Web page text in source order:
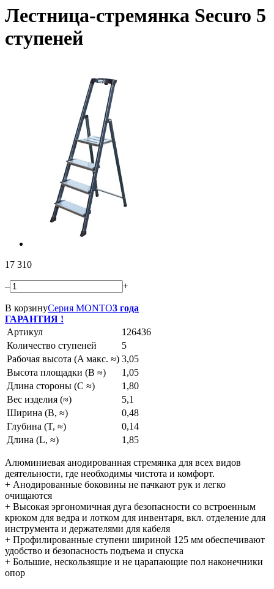
Лестница-стремянка Securo 5
ступеней
17 310
– +
В корзинуСерия MONTO3 года
ГАРАНТИЯ !
Артикул
126436
Количество ступеней
5
Рабочая высота (A макс. ≈) 3,05
Высота площадки (B ≈)
1,05
Длина стороны (C ≈)
1,80
Вес изделия (≈)
5,1
Ширина (B, ≈)
0,48
Глубина (T, ≈)
0,14
Длина (L, ≈)
1,85
Алюминиевая анодированная стремянка для всех видов
деятельности, где необходимы чистота и комфорт.
+ Анодированные боковины не пачкают рук и легко
очищаются
+ Высокая эргономичная дуга безопасности со встроенным
крюком для ведра и лотком для инвентаря, вкл. отделение для
инструмента и держателями для кабеля
+ Профилированные ступени шириной 125 мм обеспечивают
удобство и безопасность подъема и спуска
+ Большие, нескользящие и не царапающие пол наконечники
опор